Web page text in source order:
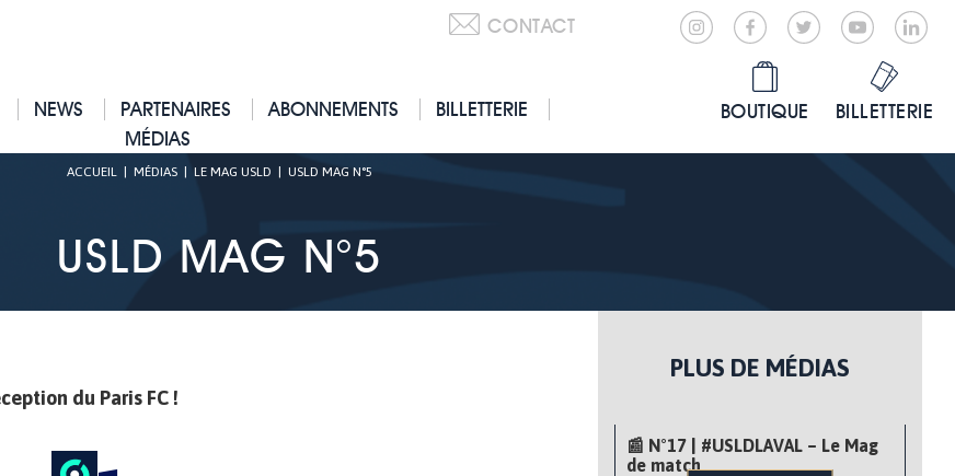
CONTACT
NEWS PARTENAIRES ABONNEMENTS
BILLETTERIE
MÉDIAS
BOUTIQUE BILLETTERIE
ACCUEIL| MÉDIAS| LE MAG USLD USLD MAG N°5
USLD MAG N°5
du Paris FC !
PLUS DE MÉDIAS
📰 N°17 | #USLDLAVAL – Le Mag
de match